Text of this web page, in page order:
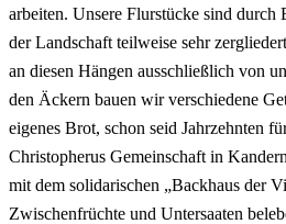
arbeiten. Unsere Flurstücke sind
der Landschaft teilweise sehr
an diesen Hängen ausschließlich von
den Äckern bauen wir verschiedene
eigenes Brot, schon seid Jahrzehnten
Christopherus Gemeinschaft in
mit dem solidarischen „Backhaus der
Zwischenfrüchte und Untersaaten